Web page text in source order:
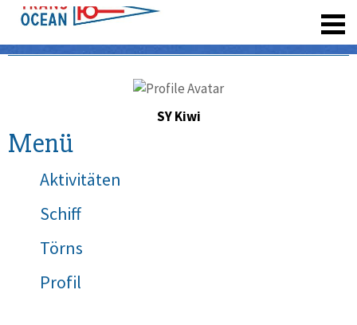
SY Kiwi
Menü
Aktivitäten
Schiff
Törns
Profil